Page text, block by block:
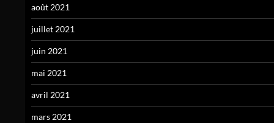
août 2021
juillet 2021
juin 2021
mai 2021
avril 2021
mars 2021